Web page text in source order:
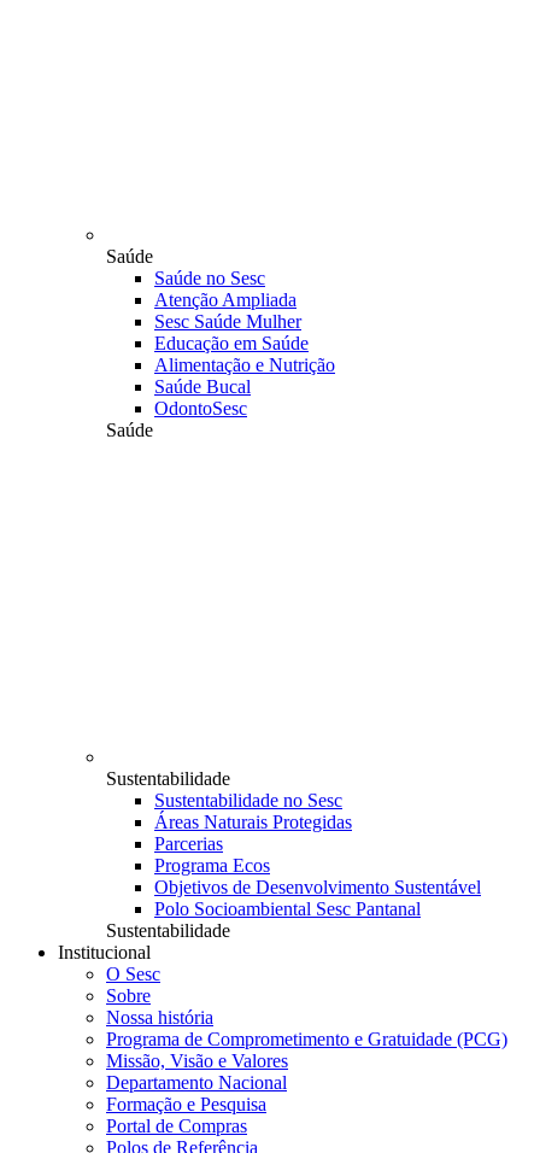
Saúde
Saúde no Sesc
Atenção Ampliada
Sesc Saúde Mulher
Educação em Saúde
Alimentação e Nutrição
Saúde Bucal
OdontoSesc
Saúde
Sustentabilidade
Sustentabilidade no Sesc
Áreas Naturais Protegidas
Parcerias
Programa Ecos
Objetivos de Desenvolvimento Sustentável
Polo Socioambiental Sesc Pantanal
Sustentabilidade
Institucional
O Sesc
Sobre
Nossa história
Programa de Comprometimento e Gratuidade (PCG)
Missão, Visão e Valores
Departamento Nacional
Formação e Pesquisa
Portal de Compras
Polos de Referência